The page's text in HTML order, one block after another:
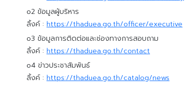
o2 ข้อมูลผู้บริหาร
ลิ้งค์ : https://thaduea.go.th/officer/executive
o3 ข้อมูลการติดต่อและช่องทางการสอบถาม
ลิ้งค์ : https://thaduea.go.th/contact
o4 ข่าวประชาสัมพันธ์
ลิ้งค์ : https://thaduea.go.th/catalog/news